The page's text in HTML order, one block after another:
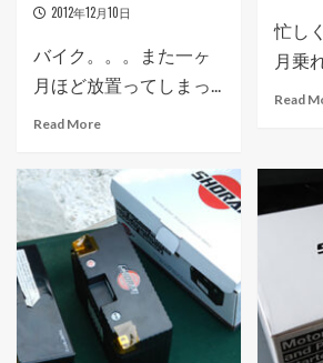
2012年12月10日
バイク。。。また一ヶ
月ほど放置ってしまっ...
Read More
忙し
月乗
Read